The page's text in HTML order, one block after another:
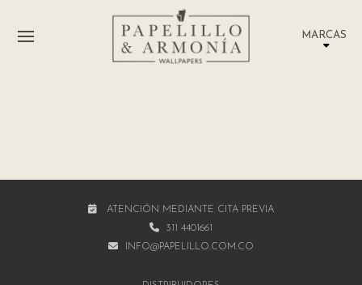
MARCAS
ATENCIÓN MEDIANTE CITA PREVIA
311 4401661
INFO@PAPELILLO.COM.CO